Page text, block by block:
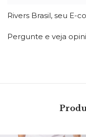
Rivers Brasil, seu E-
Pergunte e veja